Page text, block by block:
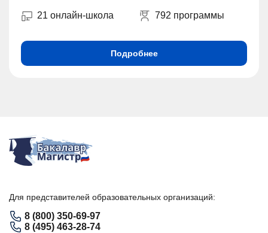
21 онлайн-школа 792 программы
Подробнее
Для представителей образовательных организаций:
8 (800) 350-69-97
8 (495) 463-28-74